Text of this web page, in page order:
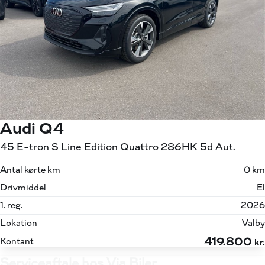
Audi Q4
45 E-tron S Line Edition Quattro 286HK 5d Aut.
Antal kørte km
0 km
Drivmiddel
El
1. reg.
2026
Lokation
Valby
Kontant
419.800 kr.